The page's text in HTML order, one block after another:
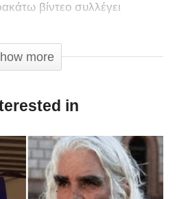
βίντεο συλλέγει
που πετυχαίνουν
εντυπωσιακότατο
ατσούμπαλους θα λέγαμε
ίδιο πράγμα. Οι πρώτοι
μας χαρίζουν απλόχερα
λιγάκι με την αποτυχία
more
in